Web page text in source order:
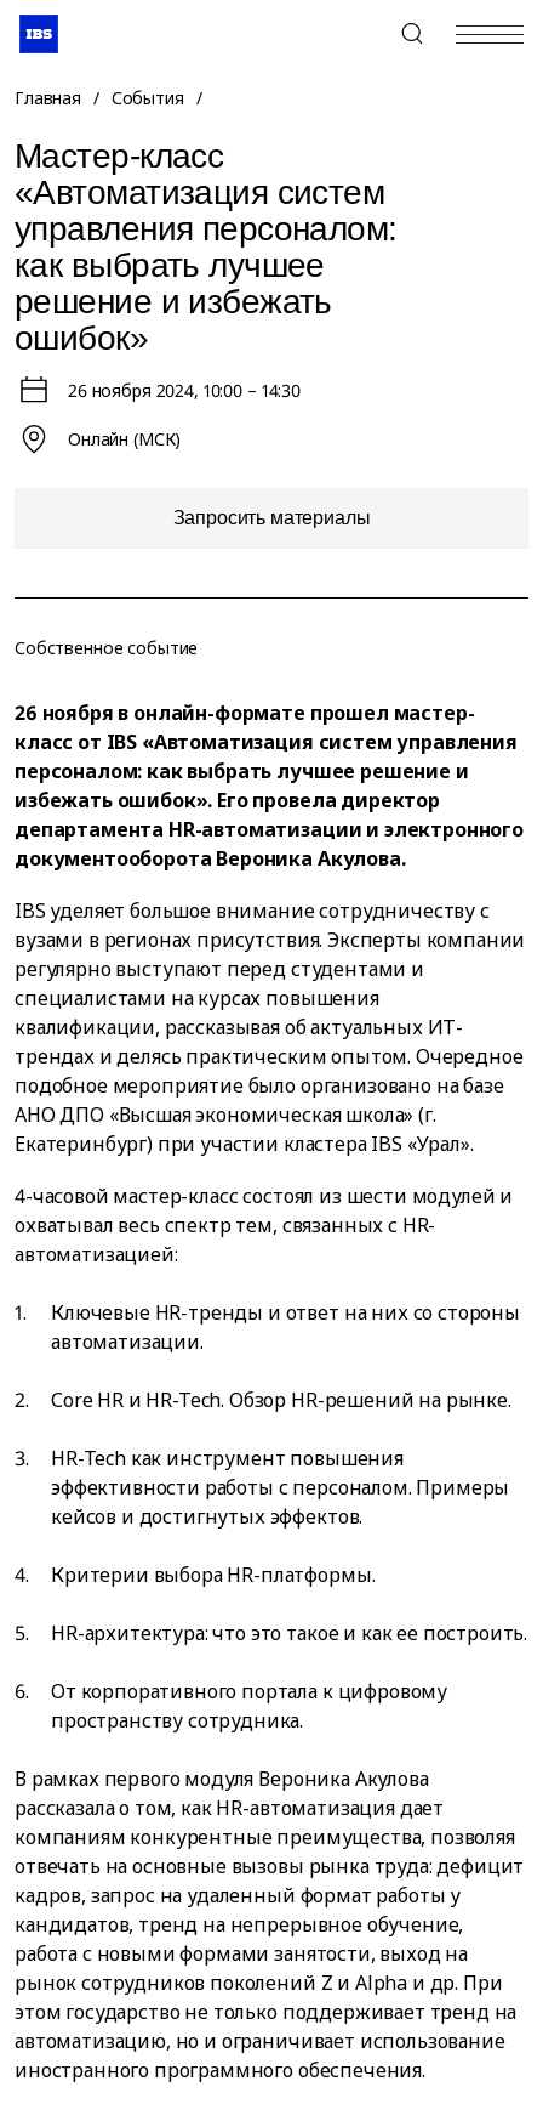
+7 (495) 967-80-80
Главная / События /
Мастер-класс
«Автоматизация систем
управления персоналом:
как выбрать лучшее
решение и избежать
ошибок»
26 ноября 2024, 10:00 – 14:30
Онлайн (МСК)
Запросить материалы
Собственное событие
26 ноября в онлайн-формате прошел мастер-
класс от IBS «Автоматизация систем управления
персоналом: как выбрать лучшее решение и
избежать ошибок». Его провела директор
департамента HR-автоматизации и электронного
документооборота Вероника Акулова.
IBS уделяет большое внимание сотрудничеству с
вузами в регионах присутствия. Эксперты компании
регулярно выступают перед студентами и
специалистами на курсах повышения
квалификации, рассказывая об актуальных ИТ-
трендах и делясь практическим опытом. Очередное
подобное мероприятие было организовано на базе
АНО ДПО «Высшая экономическая школа» (г.
Екатеринбург) при участии кластера IBS «Урал».
4-часовой мастер-класс состоял из шести модулей и
охватывал весь спектр тем, связанных с HR-
автоматизацией:
Ключевые HR-тренды и ответ на них со стороны
автоматизации.
Сore HR и HR-Tech. Обзор HR-решений на рынке.
HR-Tech как инструмент повышения
эффективности работы с персоналом. Примеры
кейсов и достигнутых эффектов.
Критерии выбора HR-платформы.
HR-архитектура: что это такое и как ее построить.
От корпоративного портала к цифровому
пространству сотрудника.
В рамках первого модуля Вероника Акулова
рассказала о том, как HR-автоматизация дает
компаниям конкурентные преимущества, позволяя
отвечать на основные вызовы рынка труда: дефицит
кадров, запрос на удаленный формат работы у
кандидатов, тренд на непрерывное обучение,
работа с новыми формами занятости, выход на
рынок сотрудников поколений Z и Alpha и др. При
этом государство не только поддерживает тренд на
автоматизацию, но и ограничивает использование
иностранного программного обеспечения.